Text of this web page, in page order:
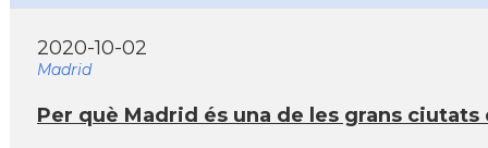
2020-10-02
Madrid
Per què Madrid és una de les grans